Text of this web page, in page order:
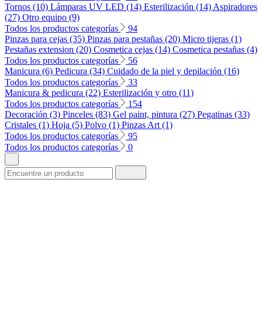
Tornos (10) Lámparas UV LED (14) Esterilización (14) Aspiradores
(27) Otro equipo (9)
Todos los productos categorías
94
Pinzas para cejas (35) Pinzas para pestañas (20) Micro tijeras (1)
Pestañas extension (20) Cosmetica cejas (14) Cosmetica pestañas (4)
Todos los productos categorías
56
Manicura (6) Pedicura (34) Cuidado de la piel y depilación (16)
Todos los productos categorías
33
Manicura & pedicura (22) Esterilización y otro (11)
Todos los productos categorías
154
Decoración (3) Pinceles (83) Gel paint, pintura (27) Pegatinas (33)
Cristales (1) Hoja (5) Polvo (1) Pinzas Art (1)
Todos los productos categorías
95
Todos los productos categorías
0